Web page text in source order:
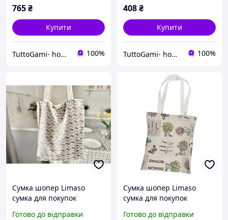
765₴
Купити
TuttoGami- home textiles 100%
408₴
Купити
TuttoGami- home textiles 100%
Сумка шопер Limaso
сумка для покупок
Готово до відправки
Сумка шопер Limaso
сумка для покупок
Готово до відправки